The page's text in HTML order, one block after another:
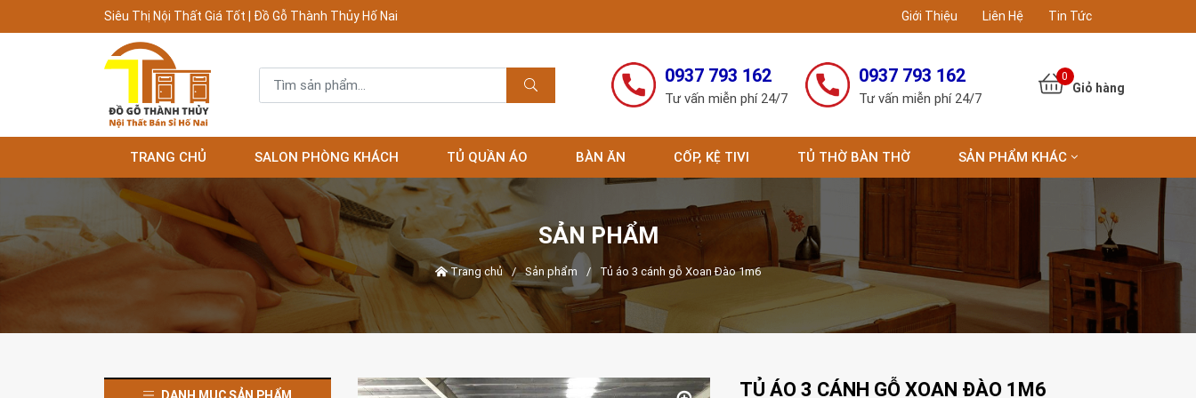
Siêu Thị Nội Thất Giá Tốt | Đồ Gỗ Thành Thủy Hố Nai Giới Thiệu Liên Hệ Tin Tức
0937 793 162
Tư vấn miễn phí 24/7
0937 793 162
Tư vấn miễn phí 24/7
0
TRANG CHỦ SALON PHÒNG KHÁCH TỦ QUẦN ÁO BÀN ĂN CỐP, KỆ TIVI TỦ THỜ BÀN THỜ SẢN PHẨM KHÁC
SẢN PHẨM
Trang chủ/Sản phẩm / Tủ áo 3 cánh gỗ Xoan Đào 1m6
TỦ ÁO 3 CÁNH GỖ XOAN ĐÀO 1M6